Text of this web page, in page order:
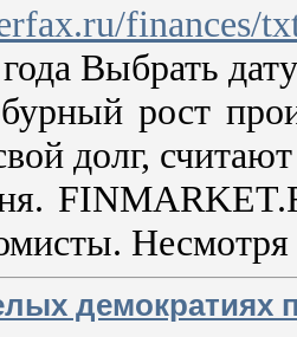
finances/
Выбрать
рост
долг,
Несмотря
демократиях